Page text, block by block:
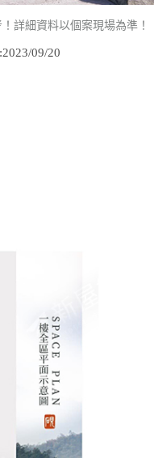
詳細資料以個案現場為準！
09/20